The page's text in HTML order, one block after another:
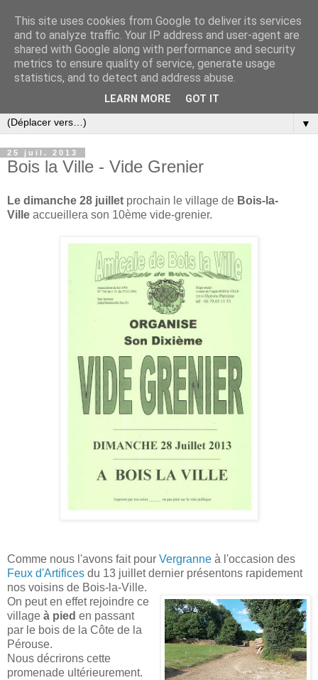
▼
25 juil. 2013
Bois la Ville - Vide Grenier
Le dimanche 28 juillet prochain le village de Bois-la-
Ville accueillera son 10ème vide-grenier.
Comme nous l'avons fait pour Vergranne à l'occasion des
Feux d'Artifices du 13 juillet dernier présentons rapidement
nos voisins de Bois-la-Ville.
On peut en effet rejoindre ce
village à pied en passant
par le bois de la Côte de la
Pérouse.
Nous décrirons cette
promenade ultérieurement.
This site uses cookies from Google to deliver its services
and to analyze traffic. Your IP address and user-agent are
shared with Google along with performance and security
metrics to ensure quality of service, generate usage
statistics, and to detect and address abuse.
LEARN MORE GOT IT